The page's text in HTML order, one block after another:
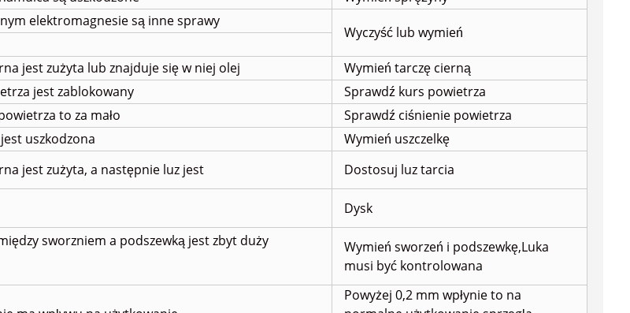
elektromagnesie są inne sprawy
Wyczyść lub wymień
jest zużyta lub znajduje się w niej olej
Wymień tarczę cierną
jest zablokowany
Sprawdź kurs powietrza
to za mało
Sprawdź ciśnienie powietrza
uszkodzona
Wymień uszczelkę
jest zużyta, a następnie luz jest Dostosuj luz tarcia
Dysk
sworzniem a podszewką jest zbyt duży
Wymień sworzeń i podszewkę,Luka
musi być kontrolowana
Powyżej 0,2 mm wpłynie to na